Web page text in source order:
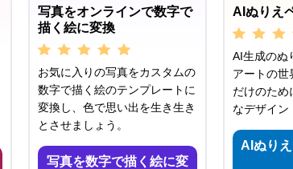
写真をオンラインで数字で
描く絵に変換
お気に入りの写真をカスタムの
数字で描く絵のテンプレートに
変換し、色で思い出を生き生き
とさせましょう。
写真を数字で描く絵に変
AIぬりえ
AI生成のぬ
アートの世
だけのため
なデザイン
AIぬり